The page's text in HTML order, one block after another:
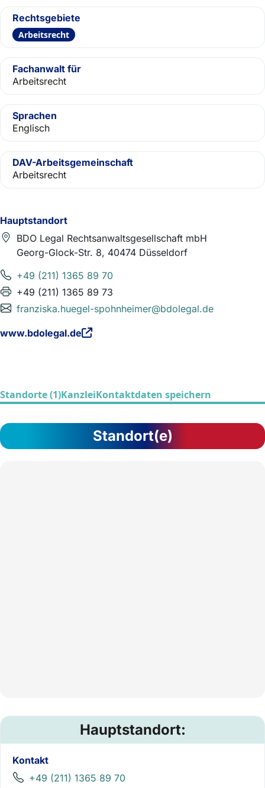
Hauptstandort
BDO Legal Rechtsanwaltsgesellschaft mbH
Georg-Glock-Str. 8, 40474 Düsseldorf
+49 (211) 1365 89 70
+49 (211) 1365 89 73
franziska.huegel-spohnheimer@bdolegal.de
www.bdolegal.de
Rechtsgebiete
Arbeitsrecht
Fachanwalt für
Arbeitsrecht
Sprachen
Englisch
DAV-Arbeitsgemeinschaft
Arbeitsrecht
Standorte (1)KanzleiKontaktdaten speichern
Standort(e)
Hauptstandort:
Kontakt
+49 (211) 1365 89 70